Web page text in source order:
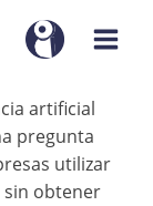
artificial
pregunta
utilizar
obtener